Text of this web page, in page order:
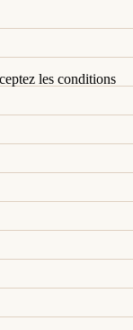
les conditions